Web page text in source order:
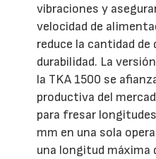
vibraciones y
velocidad de
reduce la cantidad
durabilidad. La
la TKA 1500 se
productiva del
para fresar
mm en una sola
una longitud máxima